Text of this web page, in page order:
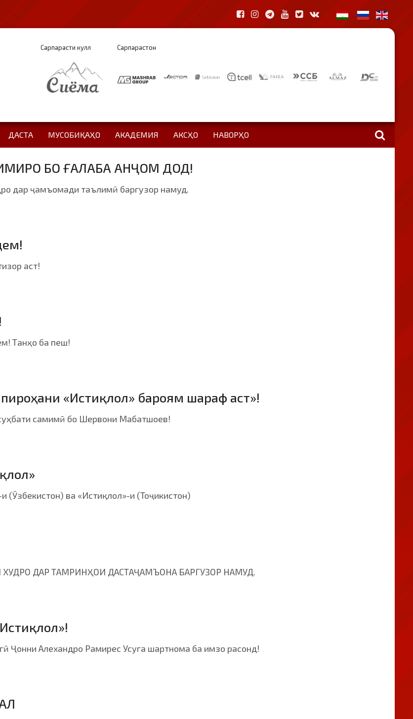
Сарпарасти кулл Сарпарастон
ДАСТА МУСОБИҚАҲО АКАДЕМИЯ АКСҲО НАВОРҲО
БО ҒАЛАБА АНҶОМ ДОД!
дар ҷамъомади таълимӣ баргузор намуд.
аст!
Танҳо ба пеш!
«Истиқлол» бароям шараф аст»!
самимӣ бо Шервони Мабатшоев!
(Ӯзбекистон) ва «Истиқлол»-и (Тоҷикистон)
ДАР ТАМРИНҲОИ ДАСТАҶАМЪОНА БАРГУЗОР НАМУД.
Ҷонни Алехандро Рамирес Усуга шартнома ба имзо расонд!